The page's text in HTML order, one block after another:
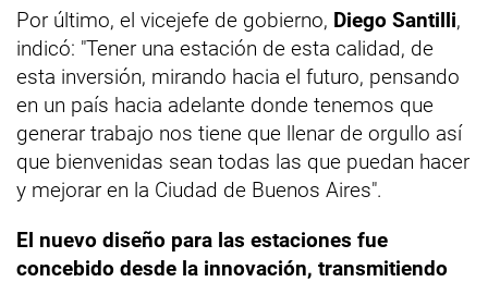
Por último, el vicejefe de gobierno, Diego Santilli,
indicó: "Tener una estación de esta calidad, de
esta inversión, mirando hacia el futuro, pensando
en un país hacia adelante donde tenemos que
generar trabajo nos tiene que llenar de orgullo así
que bienvenidas sean todas las que puedan hacer
y mejorar en la Ciudad de Buenos Aires".
El nuevo diseño para las estaciones fue
concebido desde la innovación, transmitiendo